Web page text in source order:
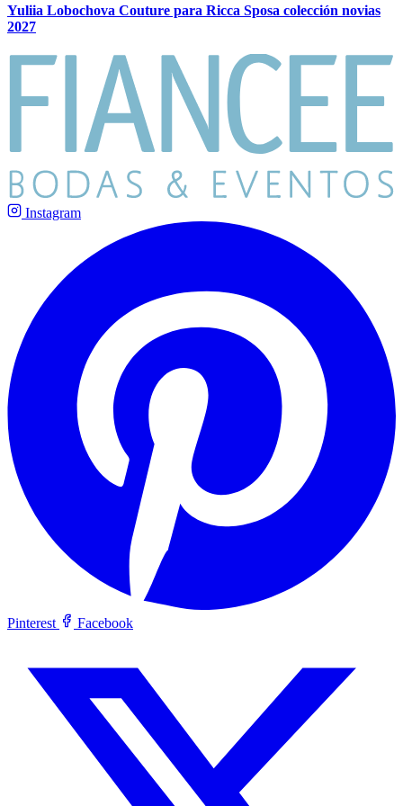
Yuliia Lobochova Couture para Ricca Sposa colección novias
2027
Instagram
Pinterest Facebook